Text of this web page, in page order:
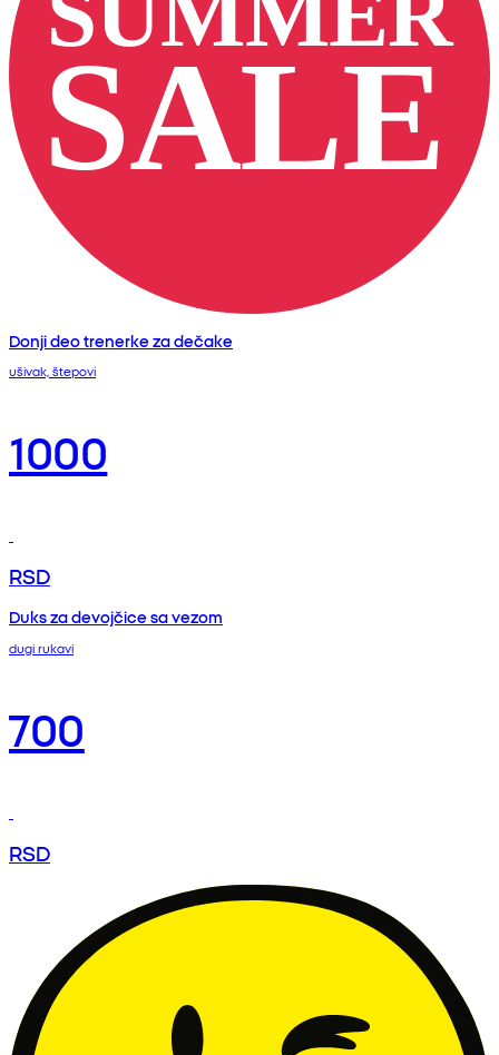
Donji deo trenerke za dečake
ušivak, štepovi
1000
RSD
Duks za devojčice sa vezom
dugi rukavi
700
RSD